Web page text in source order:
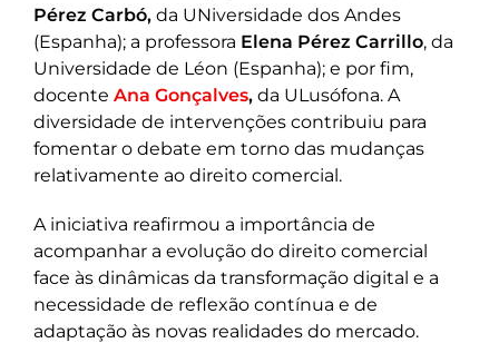
Pérez Carbó, da UNiversidade dos Andes
(Espanha); a professora Elena Pérez Carrillo, da
Universidade de Léon (Espanha); e por fim,
docente Ana Gonçalves, da ULusófona. A
diversidade de intervenções contribuiu para
fomentar o debate em torno das mudanças
relativamente ao direito comercial.
A iniciativa reafirmou a importância de
acompanhar a evolução do direito comercial
face às dinâmicas da transformação digital e a
necessidade de reflexão contínua e de
adaptação às novas realidades do mercado.